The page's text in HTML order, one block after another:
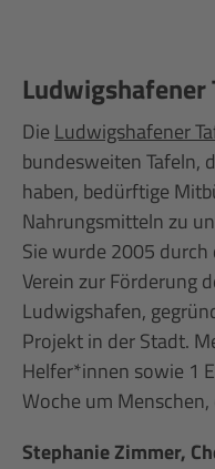
Ludwigshafener
DieLudwigshafener
bundesweiten Tafeln,
haben, bedürftige
Nahrungsmitteln zu
Sie wurde 2005 durch
Verein zur Förderung
Ludwigshafen,
Projekt in der Stadt.
Helfer*innen sowie 1
Woche um
Stephanie Zimmer,